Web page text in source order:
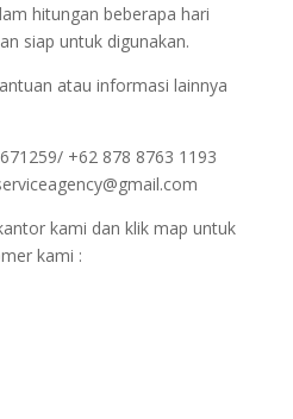
hitungan beberapa hari
siap untuk digunakan.
atau informasi lainnya
+62 878 8763 1193
kami dan klik map untuk
kami :